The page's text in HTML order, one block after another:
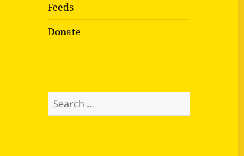
Feeds
Donate
Search
for: